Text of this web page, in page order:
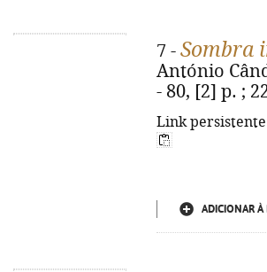
7 - Sombra
António
- 80, [2] p. ;
Link
ADICIONAR À